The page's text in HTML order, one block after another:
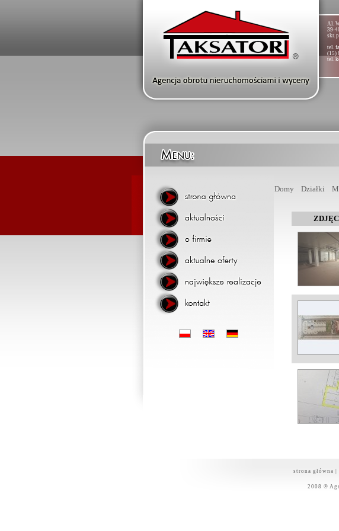
Al.
39-
skr.
tel.
(15)
tel.
Domy Działki
strona główna
2008 ®